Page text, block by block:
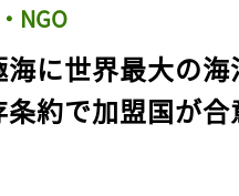
NGO
海に世界最大の
約で加盟国が合